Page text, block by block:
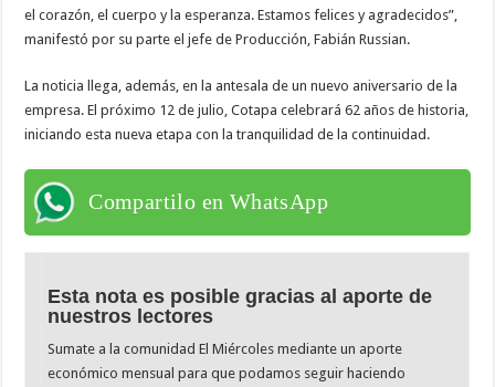
el corazón, el cuerpo y la esperanza. Estamos felices y agradecidos”,
manifestó por su parte el jefe de Producción, Fabián Russian.
La noticia llega, además, en la antesala de un nuevo aniversario de la
empresa. El próximo 12 de julio, Cotapa celebrará 62 años de historia,
iniciando esta nueva etapa con la tranquilidad de la continuidad.
Compartilo en WhatsApp
Esta nota es posible gracias al aporte de
nuestros lectores
Sumate a la comunidad El Miércoles mediante un aporte
económico mensual para que podamos seguir haciendo